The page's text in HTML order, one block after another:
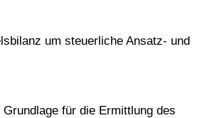
um steuerliche Ansatz- und
für die Ermittlung des